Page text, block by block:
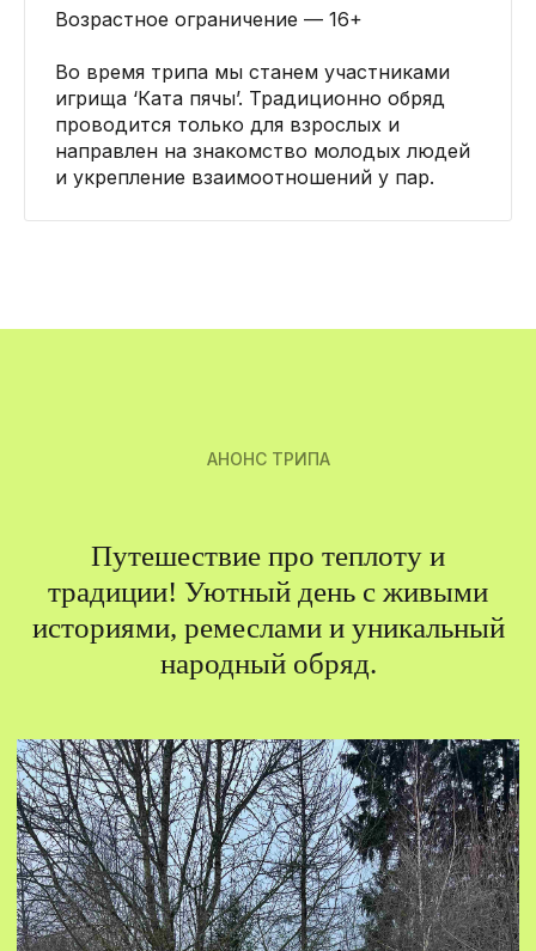
Возрастное ограничение — 16+
Во время трипа мы станем участниками
игрища ‘Ката пячы’. Традиционно обряд
проводится только для взрослых и
направлен на знакомство молодых людей
и укрепление взаимоотношений у пар.
АНОНС ТРИПА
Путешествие про теплоту и
традиции! Уютный день с живыми
историями, ремеслами и уникальный
народный обряд.